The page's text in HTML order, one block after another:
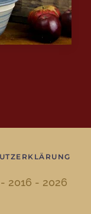
2016 - 2026